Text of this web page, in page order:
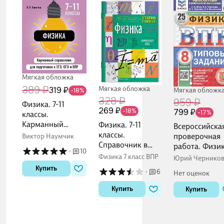
Мягкая обложка
389 ₽319 ₽ -18%
Физика. 7-11
классы.
Карманный
справочник для
ОГЭ и ВПР
Виктор Наумчик
·
10
Купить
Мягкая обложка
328 ₽
269 ₽ -18%
Физика. 7-11
классы.
Справочник в
таблицах
Физика 7 класс ВПР
·
6
Купить
Мягкая
959 ₽
799 ₽ -17%
проверочная
работа.
8 класс.
вариантов
заданий.
Новый
Юрий
Черникова,
Алексей Якута
Нет оценок
Купить